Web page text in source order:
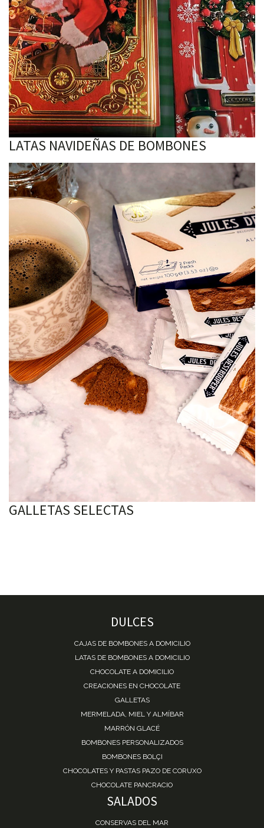
LATAS NAVIDEÑAS DE BOMBONES
GALLETAS SELECTAS
DULCES
CAJAS DE BOMBONES A DOMICILIO
LATAS DE BOMBONES A DOMICILIO
CHOCOLATE A DOMICILIO
CREACIONES EN CHOCOLATE
GALLETAS
MERMELADA, MIEL Y ALMÍBAR
MARRÓN GLACÉ
BOMBONES PERSONALIZADOS
BOMBONES BOLÇI
CHOCOLATES Y PASTAS PAZO DE CORUXO
CHOCOLATE PANCRACIO
SALADOS
CONSERVAS DEL MAR